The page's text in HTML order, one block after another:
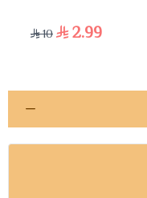
2.99
10